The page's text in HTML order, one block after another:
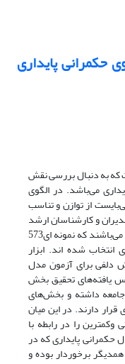
حکمرانی پایداری
که به دنبال بررسی نقش
می‌باشد. در الگوی
از توازن و تناسب
و کارشناسان ارشد
سازمان‌های مرتبط با توسعه پایدار در کشور می‌باشند که نمونه ای573
انتخاب شده اند. ابزار
دلفی برای آزمون مدل
یافته‌های تحقیق بخش
جامعه داشته و بخش‌های
دارند. در این میان
را در رابطه با
حکمرانی پایداری که در
برخوردار بوده و